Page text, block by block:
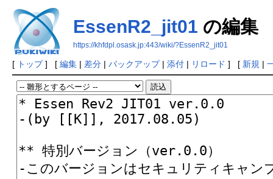
EssenR2_jit01 の編集
https://khfdpl.osask.jp:443/wiki/?EssenR2_jit01
[ トップ] [ 編集| 差分| バックアップ| 添付| リロード ] [ 新規 |